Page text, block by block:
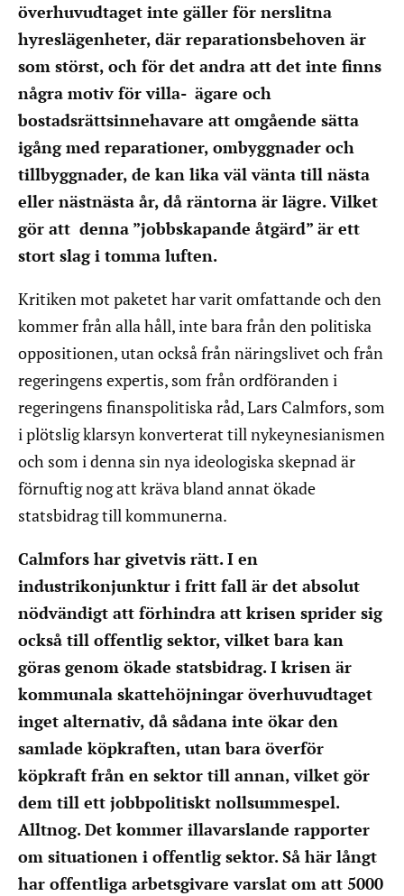
överhuvudtaget inte gäller för nerslitna
hyreslägenheter, där reparationsbehoven är
som störst, och för det andra att det inte finns
några motiv för villa- ägare och
bostadsrättsinnehavare att omgående sätta
igång med reparationer, ombyggnader och
tillbyggnader, de kan lika väl vänta till nästa
eller nästnästa år, då räntorna är lägre. Vilket
gör att denna ”jobbskapande åtgärd” är ett
stort slag i tomma luften.
Kritiken mot paketet har varit omfattande och den
kommer från alla håll, inte bara från den politiska
oppositionen, utan också från näringslivet och från
regeringens expertis, som från ordföranden i
regeringens finanspolitiska råd, Lars Calmfors, som
i plötslig klarsyn konverterat till nykeynesianismen
och som i denna sin nya ideologiska skepnad är
förnuftig nog att kräva bland annat ökade
statsbidrag till kommunerna.
Calmfors har givetvis rätt. I en
industrikonjunktur i fritt fall är det absolut
nödvändigt att förhindra att krisen sprider sig
också till offentlig sektor, vilket bara kan
göras genom ökade statsbidrag. I krisen är
kommunala skattehöjningar överhuvudtaget
inget alternativ, då sådana inte ökar den
samlade köpkraften, utan bara överför
köpkraft från en sektor till annan, vilket gör
dem till ett jobbpolitiskt nollsummespel.
Alltnog. Det kommer illavarslande rapporter
om situationen i offentlig sektor. Så här långt
har offentliga arbetsgivare varslat om att 5000